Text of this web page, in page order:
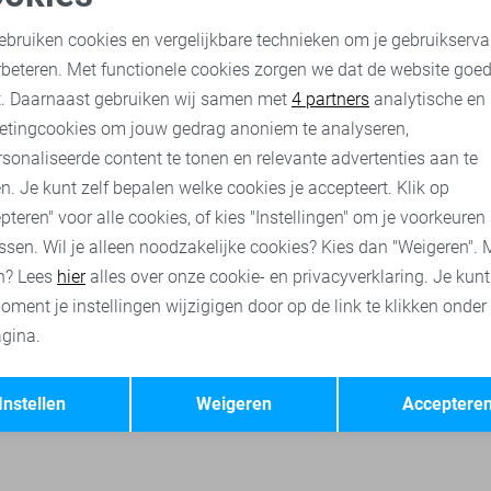
11,00
21,99
Vero Moda t-shirts Vero Moda tops Vero Moda truien
cookies
cookies Marketing cookies
Terug Opslaan
cookies en vergelijkbare technieken om je
Met functionele cookies zorgen we dat de website goed
Daarnaast gebruiken wij samen met 4 partners analytische en
om jouw gedrag anoniem te analyseren,
content te tonen en relevante advertenties aan te
Je kunt zelf bepalen welke cookies je accepteert. Klik op
voor alle cookies, of kies "Instellingen" om je voorkeuren
Wil je alleen noodzakelijke cookies? Kies dan "Weigeren".
Lees hieralles over onze cookie- en privacyverklaring. Je
je instellingen wijzigigen door op de link te klikken onder
Weigeren